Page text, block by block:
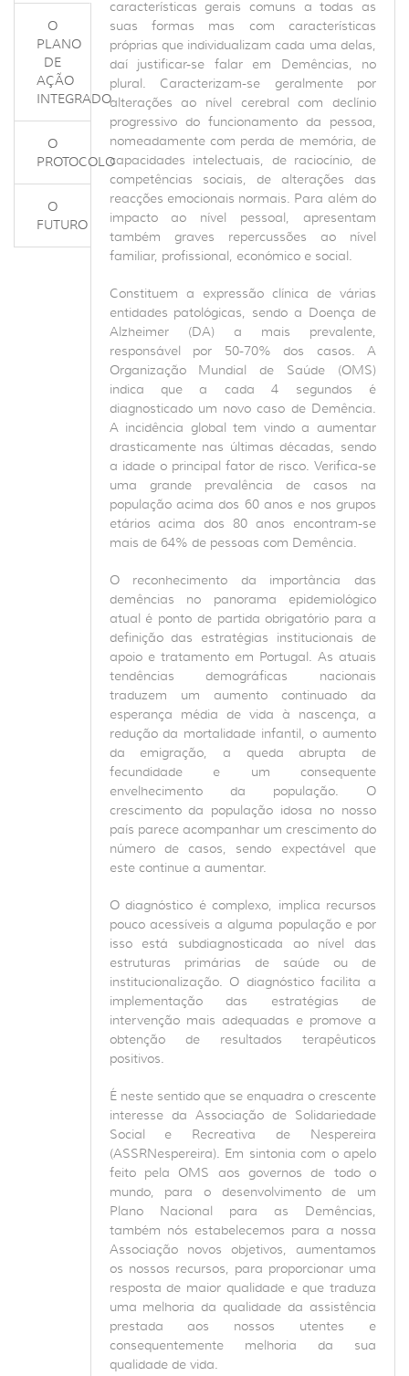
O
PLANO
DE
AÇÃO
INTEGRADO
O
PROTOCOLO
O
FUTURO
características gerais comuns a todas as
suas formas mas com características
próprias que individualizam cada uma delas,
daí justificar-se falar em Demências, no
plural. Caracterizam-se geralmente por
alterações ao nível cerebral com declínio
progressivo do funcionamento da pessoa,
nomeadamente com perda de memória, de
capacidades intelectuais, de raciocínio, de
competências sociais, de alterações das
reacções emocionais normais. Para além do
impacto ao nível pessoal, apresentam
também graves repercussões ao nível
familiar, profissional, económico e social.
Constituem a expressão clínica de várias
entidades patológicas, sendo a Doença de
Alzheimer (DA) a mais prevalente,
responsável por 50-70% dos casos. A
Organização Mundial de Saúde (OMS)
indica que a cada 4 segundos é
diagnosticado um novo caso de Demência.
A incidência global tem vindo a aumentar
drasticamente nas últimas décadas, sendo
a idade o principal fator de risco. Verifica-se
uma grande prevalência de casos na
população acima dos 60 anos e nos grupos
etários acima dos 80 anos encontram-se
mais de 64% de pessoas com Demência.
O reconhecimento da importância das
demências no panorama epidemiológico
atual é ponto de partida obrigatório para a
definição das estratégias institucionais de
apoio e tratamento em Portugal. As atuais
tendências demográficas nacionais
traduzem um aumento continuado da
esperança média de vida à nascença, a
redução da mortalidade infantil, o aumento
da emigração, a queda abrupta de
fecundidade e um consequente
envelhecimento da população. O
crescimento da população idosa no nosso
país parece acompanhar um crescimento do
número de casos, sendo expectável que
este continue a aumentar.
O diagnóstico é complexo, implica recursos
pouco acessíveis a alguma população e por
isso está subdiagnosticada ao nível das
estruturas primárias de saúde ou de
institucionalização. O diagnóstico facilita a
implementação das estratégias de
intervenção mais adequadas e promove a
obtenção de resultados terapêuticos
positivos.
É neste sentido que se enquadra o crescente
interesse da Associação de Solidariedade
Social e Recreativa de Nespereira
(ASSRNespereira). Em sintonia com o apelo
feito pela OMS aos governos de todo o
mundo, para o desenvolvimento de um
Plano Nacional para as Demências,
também nós estabelecemos para a nossa
Associação novos objetivos, aumentamos
os nossos recursos, para proporcionar uma
resposta de maior qualidade e que traduza
uma melhoria da qualidade da assistência
prestada aos nossos utentes e
consequentemente melhoria da sua
qualidade de vida.